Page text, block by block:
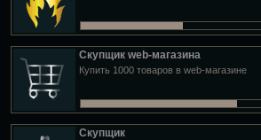
Скупщик web-магазина
Купить 1000 товаров в web-магазине
Скупщик